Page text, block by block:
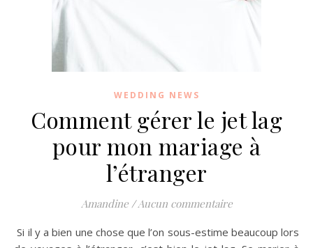
WEDDING NEWS
Comment gérer le jet lag
pour mon mariage à
l’étranger
Amandine /Aucun commentaire
Si il y a bien une chose que l’on sous-estime beaucoup lors